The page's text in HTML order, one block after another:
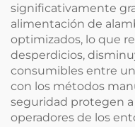
significativamente
alimentación de
optimizados, lo que
desperdicios,
consumibles entre un
con los métodos
seguridad protegen a
operadores de los